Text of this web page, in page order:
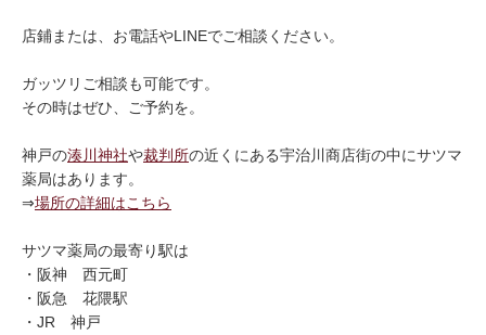
店鋪または、お電話やLINEでご相談ください。
ガッツリご相談も可能です。
その時はぜひ、ご予約を。
神戸の湊川神社や裁判所の近くにある宇治川商店街の中にサツマ
薬局はあります。
⇒場所の詳細はこちら
サツマ薬局の最寄り駅は
・阪神 西元町
・阪急 花隈駅
・JR 神戸